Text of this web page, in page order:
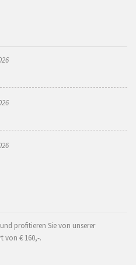
profitieren Sie von unserer
von € 160,-.